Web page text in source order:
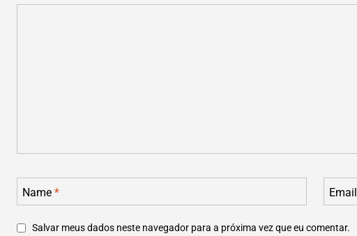
Name * Email
Salvar meus dados neste navegador para a próxima vez que eu comentar.